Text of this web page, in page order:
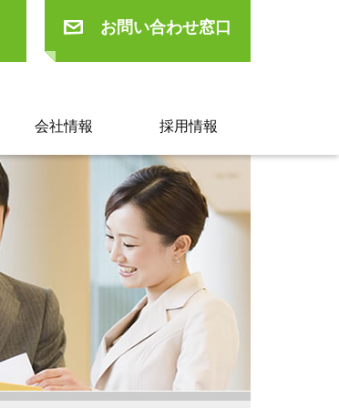
お問い合わせ窓口
会社情報 採用情報